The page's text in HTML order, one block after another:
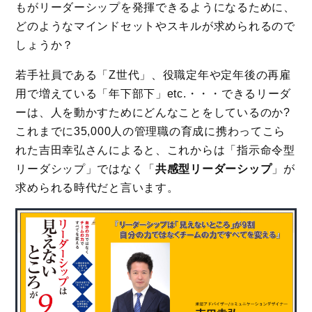
もがリーダーシップを発揮できるようになるために、
どのようなマインドセットやスキルが求められるので
しょうか？
若手社員である「Z世代」、役職定年や定年後の再雇
用で増えている「年下部下」etc.・・・できるリーダ
ーは、人を動かすためにどんなことをしているのか?
これまでに35,000人の管理職の育成に携わってこら
れた吉田幸弘さんによると、これからは「指示命令型
リーダシップ」ではなく「共感型リーダーシップ」が
求められる時代だと言います。